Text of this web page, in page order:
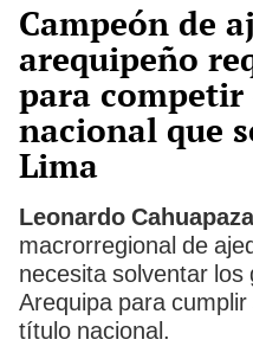
Campeón de
arequipeño
para
nacional que
Lima
Leonardo Cahuapaza
macrorregional de
necesita solventar
Arequipa para
título nacional.